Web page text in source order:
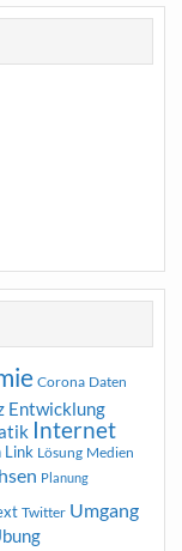
Corona Daten
Entwicklung
Internet
Link Lösung Medien
Planung
Twitter Umgang